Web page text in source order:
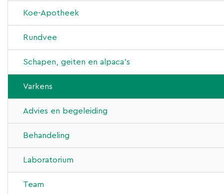
Koe-Apotheek
Rundvee
Advies en begeleiding
Behandeling
Laboratorium
Nieuws
Schapen, geiten en alpaca’s
Advies en begeleiding
Behandeling
Laboratorium
Nieuws
Varkens
Advies en begeleiding
Behandeling
Laboratorium
Team